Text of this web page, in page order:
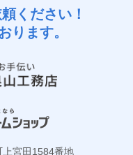
ください！
ります。
宮田1584番地